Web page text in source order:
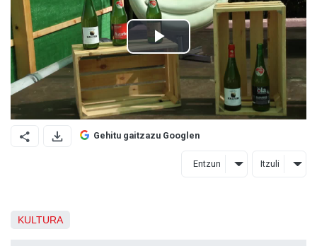
Gehitu gaitzazu Googlen
Entzun Itzuli
KULTURA